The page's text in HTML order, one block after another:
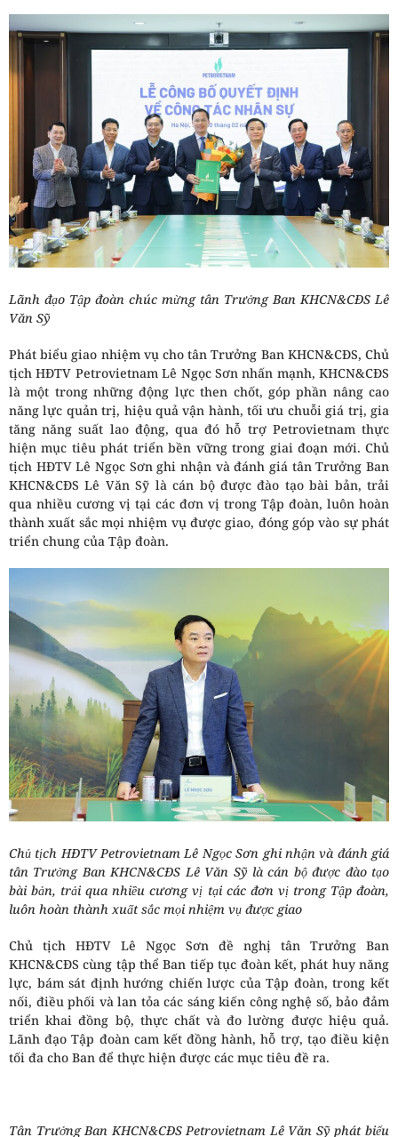
Lãnh đạo Tập đoàn chúc mừng tân Trưởng Ban KHCN&CĐS Lê
Văn Sỹ
Phát biểu giao nhiệm vụ cho tân Trưởng Ban KHCN&CĐS, Chủ
tịch HĐTV Petrovietnam Lê Ngọc Sơn nhấn mạnh, KHCN&CĐS
là một trong những động lực then chốt, góp phần nâng cao
năng lực quản trị, hiệu quả vận hành, tối ưu chuỗi giá trị, gia
tăng năng suất lao động, qua đó hỗ trợ Petrovietnam thực
hiện mục tiêu phát triển bền vững trong giai đoạn mới. Chủ
tịch HĐTV Lê Ngọc Sơn ghi nhận và đánh giá tân Trưởng Ban
KHCN&CĐS Lê Văn Sỹ là cán bộ được đào tạo bài bản, trải
qua nhiều cương vị tại các đơn vị trong Tập đoàn, luôn hoàn
thành xuất sắc mọi nhiệm vụ được giao, đóng góp vào sự phát
triển chung của Tập đoàn.
Chủ tịch HĐTV Petrovietnam Lê Ngọc Sơn ghi nhận và đánh giá
tân Trưởng Ban KHCN&CĐS Lê Văn Sỹ là cán bộ được đào tạo
bài bản, trải qua nhiều cương vị tại các đơn vị trong Tập đoàn,
luôn hoàn thành xuất sắc mọi nhiệm vụ được giao
Chủ tịch HĐTV Lê Ngọc Sơn đề nghị tân Trưởng Ban
KHCN&CĐS cùng tập thể Ban tiếp tục đoàn kết, phát huy năng
lực, bám sát định hướng chiến lược của Tập đoàn, trong kết
nối, điều phối và lan tỏa các sáng kiến công nghệ số, bảo đảm
triển khai đồng bộ, thực chất và đo lường được hiệu quả.
Lãnh đạo Tập đoàn cam kết đồng hành, hỗ trợ, tạo điều kiện
tối đa cho Ban để thực hiện được các mục tiêu đề ra.
Tân Trưởng Ban KHCN&CĐS Petrovietnam Lê Văn Sỹ phát biểu